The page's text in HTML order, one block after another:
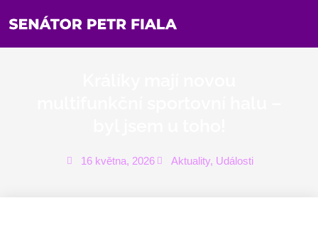
na
16 května, 2026 Aktuality, Události